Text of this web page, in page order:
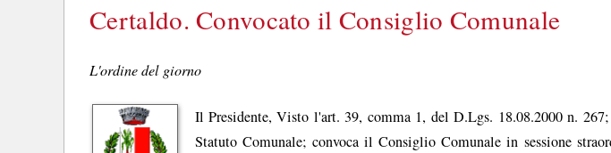
Certaldo. Convocato il Consiglio Comunale
L'ordine del giorno
Il Presidente, Visto l'art. 39, comma 1, del D.Lgs. 18.08.2000 n.
Statuto Comunale; convoca il Consiglio Comunale in sessione